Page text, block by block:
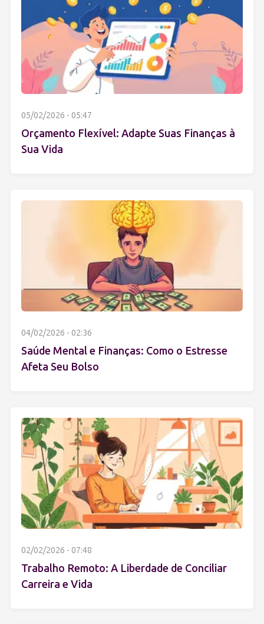
05/02/2026 - 05:47
Orçamento Flexível: Adapte Suas Finanças à
Sua Vida
04/02/2026 - 02:36
Saúde Mental e Finanças: Como o Estresse
Afeta Seu Bolso
02/02/2026 - 07:48
Trabalho Remoto: A Liberdade de Conciliar
Carreira e Vida